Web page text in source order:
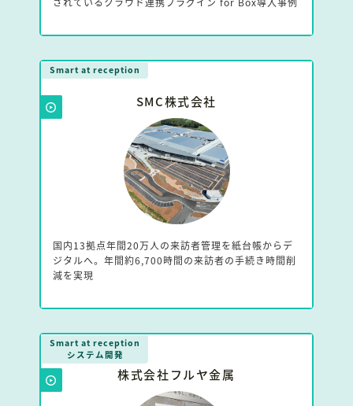
Smart at reception
SMC株式会社
国内13拠点年間20万人の来訪者管理を紙台帳からデ
ジタルへ。年間約6,700時間の来訪者の手続き時間削
減を実現
Smart at reception
システム開発
株式会社フルヤ金属